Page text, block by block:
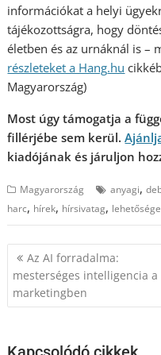
információkat a helyi
tájékozottságra, hogy
életben és az urnáknál is –
részleteket a Hang.hu
Magyarország)
Most úgy támogatja a
fillérjébe sem kerül.
kiadójának és járuljon
Magyarország anyagi,
harc, hírek, hírsivatag,
Bejegyzés
navigáció
Az AI forradalma:
mesterséges intelligencia a
marketingben